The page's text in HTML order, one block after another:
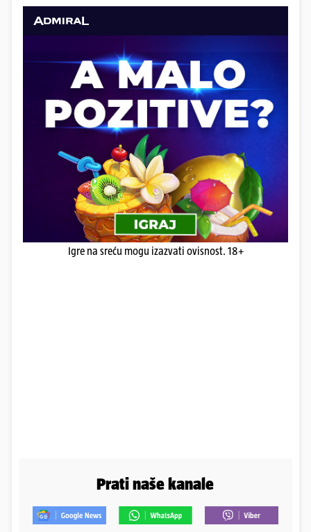
Igre na sreću mogu izazvati ovisnost. 18+
Prati naše kanale